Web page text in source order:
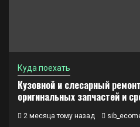
Куда поехать
Кузовной и слесарный
оригинальных запчастей и
2 месяца тому назад